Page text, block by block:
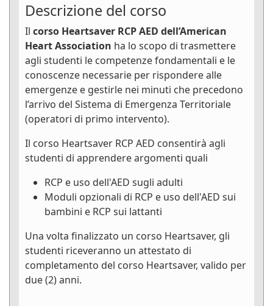
Descrizione del corso
Il corso Heartsaver RCP AED dell’American
Heart Association ha lo scopo di trasmettere
agli studenti le competenze fondamentali e le
conoscenze necessarie per rispondere alle
emergenze e gestirle nei minuti che precedono
l’arrivo del Sistema di Emergenza Territoriale
(operatori di primo intervento).
Il corso Heartsaver RCP AED consentirà agli
studenti di apprendere argomenti quali
RCP e uso dell'AED sugli adulti
Moduli opzionali di RCP e uso dell'AED sui
bambini e RCP sui lattanti
Una volta finalizzato un corso Heartsaver, gli
studenti riceveranno un attestato di
completamento del corso Heartsaver, valido per
due (2) anni.